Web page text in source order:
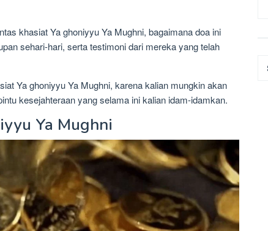
khasiat Ya ghoniyyu Ya Mughni, bagaimana doa ini
sehari-hari, serta testimoni dari mereka yang telah
Ya ghoniyyu Ya Mughni, karena kalian mungkin akan
kesejahteraan yang selama ini kalian idam-idamkan.
Ya Mughni